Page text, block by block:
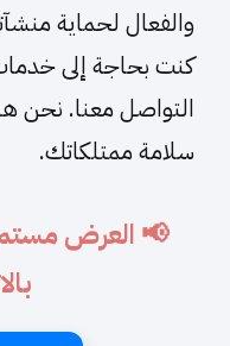
والفعال لحماية
كنت بحاجة إلى
التواصل معنا. نحن
سلامة ممتلكاتك.
📢 العرض